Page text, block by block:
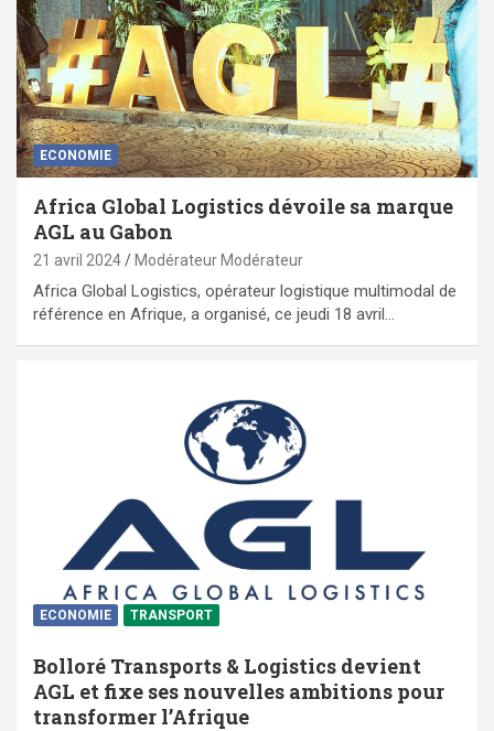
ECONOMIE
Africa Global Logistics dévoile sa marque
AGL au Gabon
21 avril 2024 Modérateur Modérateur
Africa Global Logistics, opérateur logistique multimodal de
référence en Afrique, a organisé, ce jeudi 18 avril…
ECONOMIE TRANSPORT
Bolloré Transports & Logistics devient
AGL et fixe ses nouvelles ambitions pour
transformer l’Afrique